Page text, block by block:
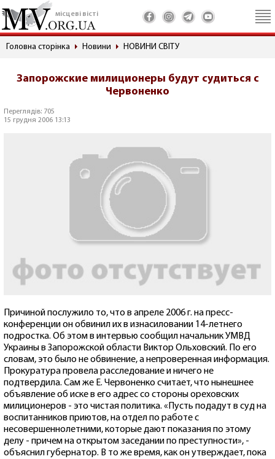
місцеві вісті
Головна сторінка Новини НОВИНИ СВІТУ
Запорожские милиционеры будут судиться с
Червоненко
Переглядів: 705
15 грудня 2006 13:13
Причиной послужило то, что в апреле 2006 г. на пресс-
конференции он обвинил их в изнасиловании 14-летнего
подростка. Об этом в интервью сообщил начальник УМВД
Украины в Запорожской области Виктор Ольховский. По его
словам, это было не обвинение, а непроверенная информация.
Прокуратура провела расследование и ничего не
подтвердила. Сам же Е. Червоненко считает, что нынешнее
объявление об иске в его адрес со стороны ореховских
милиционеров - это чистая политика. «Пусть подадут в суд на
воспитанников приютов, на отдел по работе с
несовершеннолетними, которые дают показания по этому
делу - причем на открытом заседании по преступности», -
объяснил губернатор. В то же время, как он утверждает, пока